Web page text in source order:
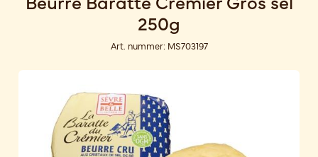
250g
Art. nummer: MS703197